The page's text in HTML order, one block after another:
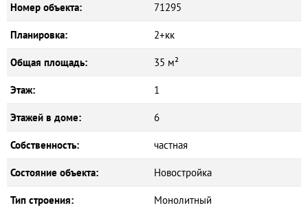
Номер объекта: 71295
Планировка: 2+кк
Общая площадь: 35 м²
Этаж: 1
Этажей в доме: 6
Собственность: частная
Состояние объекта: Новостройка
Тип строения: Монолитный